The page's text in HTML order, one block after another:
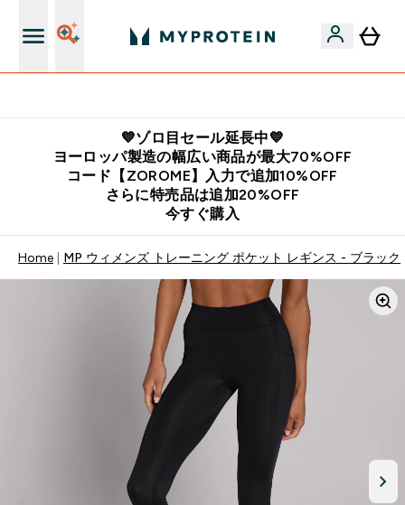
💙ゾロ目セール延長中💙
ヨーロッパ製造の幅広い商品が最大70%OFF
コード【ZOROME】入力で追加10%OFF
さらに特売品は追加20%OFF
今すぐ購入
Home MP ウィメンズ トレーニング ポケット レギンス - ブラック